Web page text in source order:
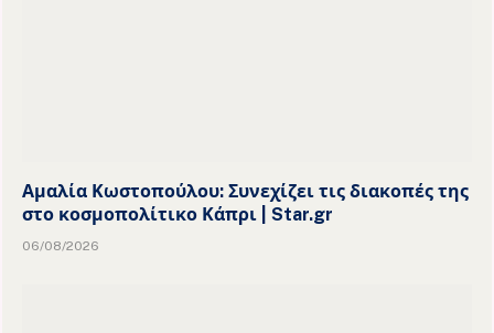
Αμαλία Κωστοπούλου: Συνεχίζει τις διακοπές της
στο κοσμοπολίτικο Κάπρι | Star.gr
06/08/2026